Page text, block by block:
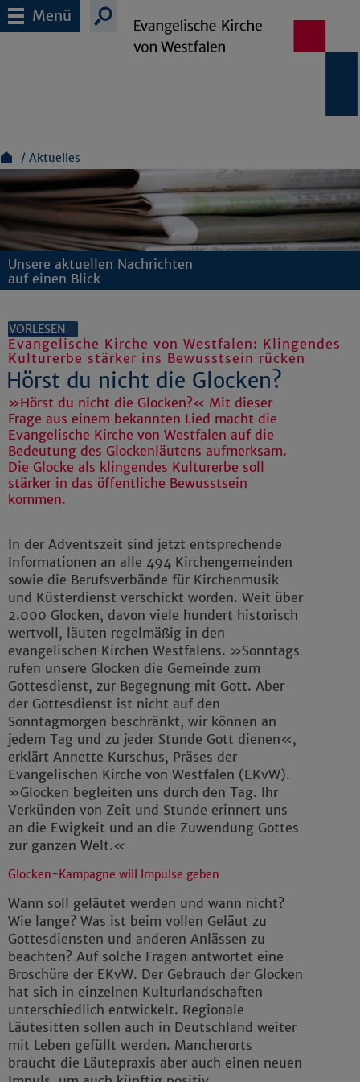
Menü
Aktuelles
Unsere aktuellen Nachrichten
auf einen Blick
VORLESEN
Evangelische Kirche von Westfalen: Klingendes
Kulturerbe stärker ins Bewusstsein rücken
Hörst du nicht die Glocken?
»Hörst du nicht die Glocken?« Mit dieser
Frage aus einem bekannten Lied macht die
Evangelische Kirche von Westfalen auf die
Bedeutung des Glockenläutens aufmerksam.
Die Glocke als klingendes Kulturerbe soll
stärker in das öffentliche Bewusstsein
kommen.
In der Adventszeit sind jetzt entsprechende
Informationen an alle 494 Kirchengemeinden
sowie die Berufsverbände für Kirchenmusik
und Küsterdienst verschickt worden. Weit über
2.000 Glocken, davon viele hundert historisch
wertvoll, läuten regelmäßig in den
evangelischen Kirchen Westfalens. »Sonntags
rufen unsere Glocken die Gemeinde zum
Gottesdienst, zur Begegnung mit Gott. Aber
der Gottesdienst ist nicht auf den
Sonntagmorgen beschränkt, wir können an
jedem Tag und zu jeder Stunde Gott dienen«,
erklärt Annette Kurschus, Präses der
Evangelischen Kirche von Westfalen (EKvW).
»Glocken begleiten uns durch den Tag. Ihr
Verkünden von Zeit und Stunde erinnert uns
an die Ewigkeit und an die Zuwendung Gottes
zur ganzen Welt.«
Glocken-Kampagne will Impulse geben
Wann soll geläutet werden und wann nicht?
Wie lange? Was ist beim vollen Geläut zu
Gottesdiensten und anderen Anlässen zu
beachten? Auf solche Fragen antwortet eine
Broschüre der EKvW. Der Gebrauch der Glocken
hat sich in einzelnen Kulturlandschaften
unterschiedlich entwickelt. Regionale
Läutesitten sollen auch in Deutschland weiter
mit Leben gefüllt werden. Mancherorts
braucht die Läutepraxis aber auch einen neuen